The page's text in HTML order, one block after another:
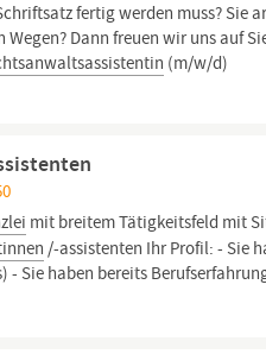
fertig werden muss? Sie
Dann freuen wir uns auf
(m/w/d)
mit breitem Tätigkeitsfeld mit
/-assistenten Ihr Profil: - Sie
- Sie haben bereits